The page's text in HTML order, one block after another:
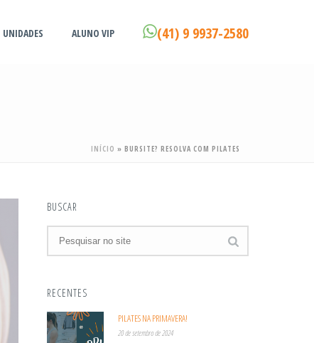
UNIDADES ALUNO VIP (41) 9 9937-2580
INÍCIO » BURSITE? RESOLVA COM PILATES
BUSCAR
RECENTES
PILATES NA PRIMAVERA!
20 de setembro de 2024